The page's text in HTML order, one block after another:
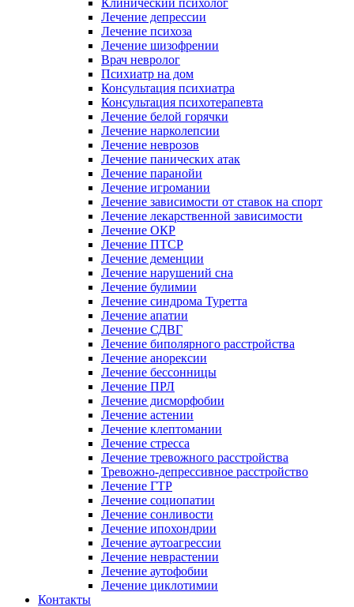
Клинический психолог
Лечение депрессии
Лечение психоза
Лечение шизофрении
Врач невролог
Психиатр на дом
Консультация психиатра
Консультация психотерапевта
Лечение белой горячки
Лечение нарколепсии
Лечение неврозов
Лечение панических атак
Лечение паранойи
Лечение игромании
Лечение зависимости от ставок на спорт
Лечение лекарственной зависимости
Лечение ОКР
Лечение ПТСР
Лечение деменции
Лечение нарушений сна
Лечение булимии
Лечение синдрома Туретта
Лечение апатии
Лечение СДВГ
Лечение биполярного расстройства
Лечение анорексии
Лечение бессонницы
Лечение ПРЛ
Лечение дисморфобии
Лечение астении
Лечение клептомании
Лечение стресса
Лечение тревожного расстройства
Тревожно-депрессивное расстройство
Лечение ГТР
Лечение социопатии
Лечение сонливости
Лечение ипохондрии
Лечение аутоагрессии
Лечение неврастении
Лечение аутофобии
Лечение циклотимии
Контакты